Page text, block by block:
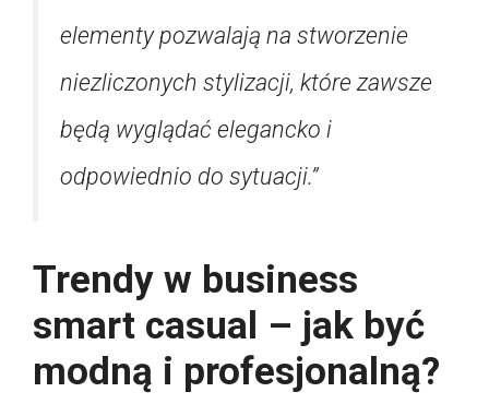
elementy pozwalają na stworzenie
niezliczonych stylizacji, które zawsze
będą wyglądać elegancko i
odpowiednio do sytuacji.”
Trendy w business
smart casual – jak być
modną i profesjonalną?